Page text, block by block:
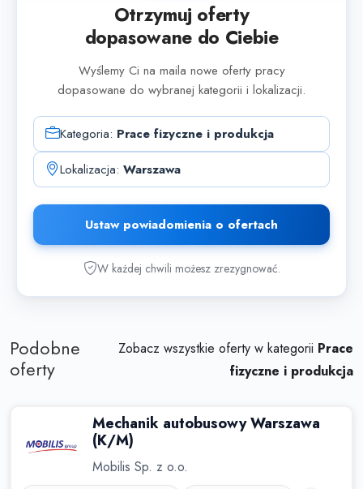
Otrzymuj oferty
dopasowane do Ciebie
Wyślemy Ci na maila nowe oferty pracy
dopasowane do wybranej kategorii i lokalizacji.
Kategoria: Prace fizyczne i produkcja
Lokalizacja: Warszawa
Ustaw powiadomienia o ofertach
W każdej chwili możesz zrezygnować.
Podobne
oferty
Zobacz wszystkie oferty w kategorii Prace
fizyczne i produkcja
Mechanik autobusowy Warszawa
(K/M)
Mobilis Sp. z o.o.